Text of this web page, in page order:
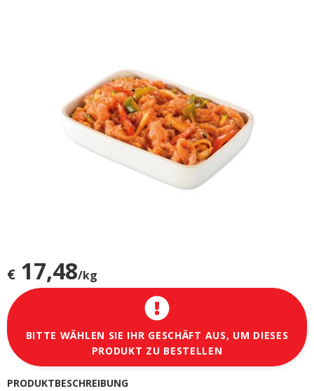
€ 17,48/kg
BITTE WÄHLEN SIE IHR GESCHÄFT AUS, UM DIESES
PRODUKT ZU BESTELLEN
PRODUKTBESCHREIBUNG